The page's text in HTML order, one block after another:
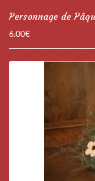
Personnage de
6.00€